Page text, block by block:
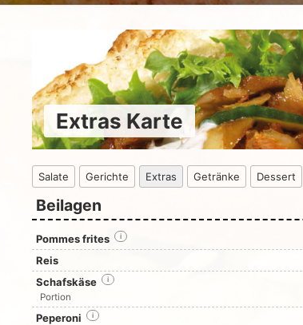
Extras Karte
Salate Gerichte Extras Getränke Dessert
Beilagen
Pommes frites i
Reis
Schafskäse
i
Portion
Peperoni i